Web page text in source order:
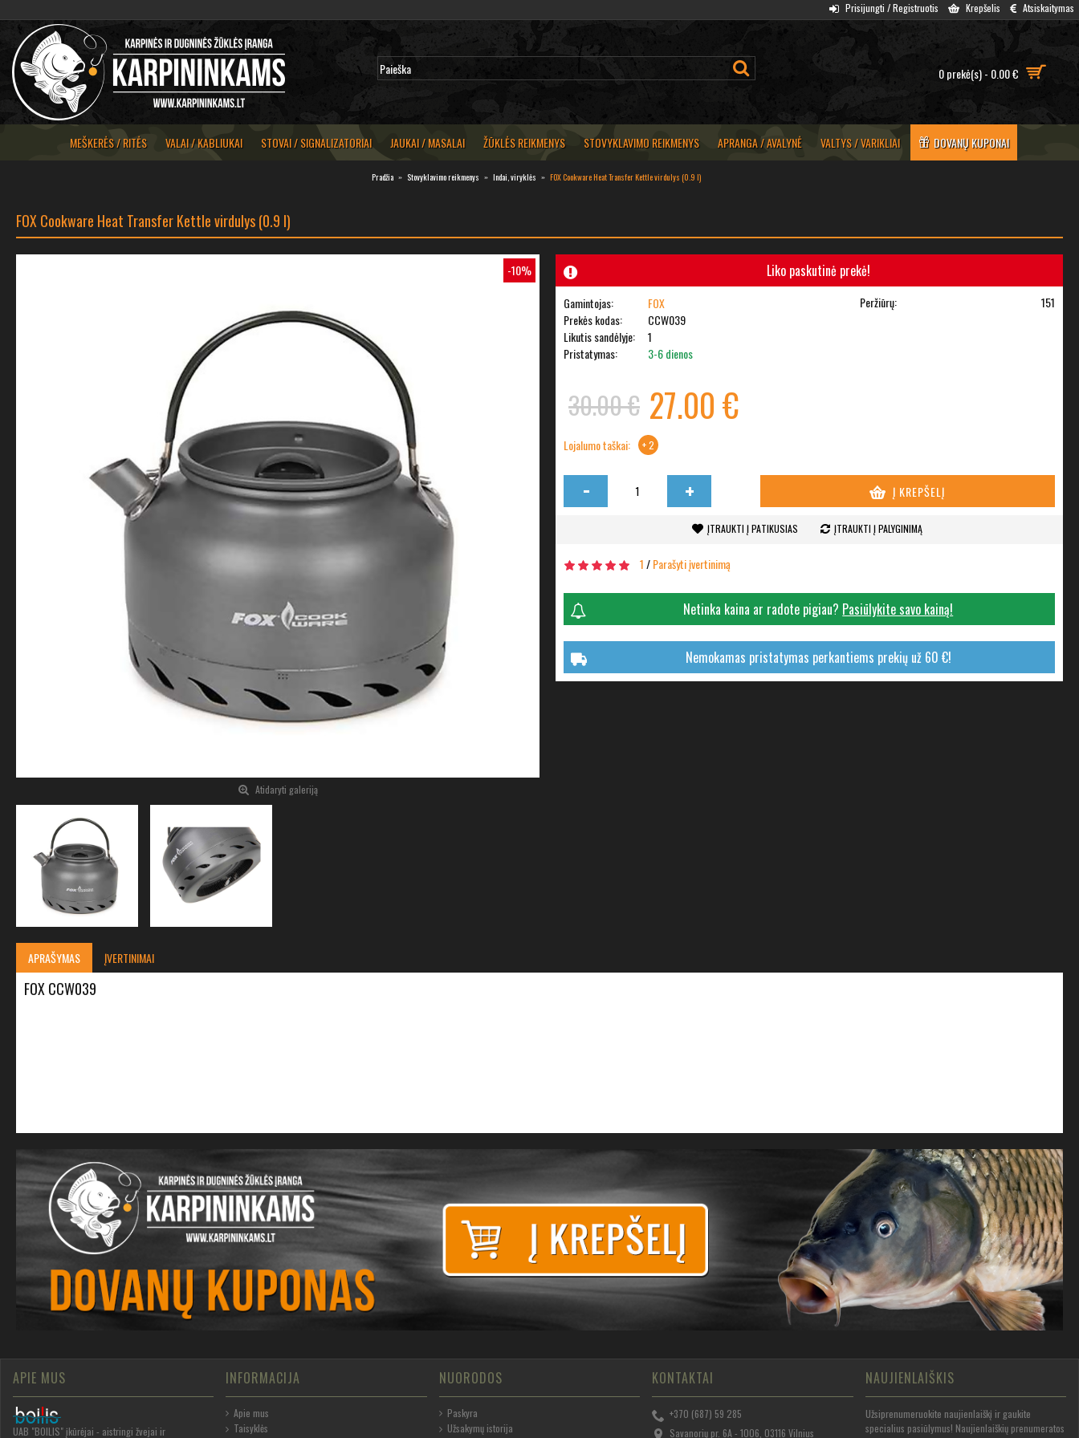
Prisijungti / Registruotis Krepšelis Atsiskaitymas
0 prekė(s) - 0.00 €
MEŠKERĖS / RITĖS VALAI / KABLIUKAI STOVAI / SIGNALIZATORIAI JAUKAI / MASALAI ŽŪKLĖS REIKMENYS STOVYKLAVIMO REIKMENYS APRANGA / AVALYNĖ VALTYS / VARIKLIAI DOVANŲ KUPONAI
Pradžia Stovyklavimo reikmenys Indai, viryklės FOX Cookware Heat Transfer Kettle virdulys (0.9 l)
FOX Cookware Heat Transfer Kettle virdulys (0.9 l)
-10%
Atidaryti galeriją
Liko paskutinė prekė!
Gamintojas:
FOX
Prekės kodas:
CCW039
Likutis sandėlyje:
1
Pristatymas:
3-6 dienos
Peržiūrų: 151
30.00 € 27.00 €
Lojalumo taškai: + 2
- + Į KREPŠELĮ
ĮTRAUKTI Į PATIKUSIAS ĮTRAUKTI Į PALYGINIMĄ
1/Parašyti įvertinimą
Netinka kaina ar radote pigiau? Pasiūlykite savo kainą!
Nemokamas pristatymas perkantiems prekių už 60 €!
APRAŠYMAS ĮVERTINIMAI
FOX CCW039
APIE MUS
UAB "BOILIS" įkūrėjai - aistringi žvejai ir
INFORMACIJA
Apie mus
Taisyklės
NUORODOS
Paskyra
Užsakymų istorija
KONTAKTAI
+370 (687) 59 285
Savanorių pr. 6A - 1006, 03116 Vilnius
NAUJIENLAIŠKIS
Užsiprenumeruokite naujienlaiškį ir gaukite
specialius pasiūlymus! Naujienlaiškių prenumeratos